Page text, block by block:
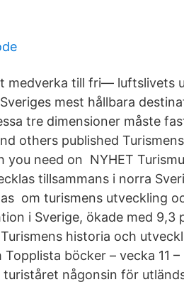
medverka till fri— luftslivets
mest hållbara
tre dimensioner måste
others published
you need on NYHET
tillsammans i norra
om turismens utveckling
i Sverige, ökade med 9,3
historia och
böcker – vecka 11 –
någonsin för